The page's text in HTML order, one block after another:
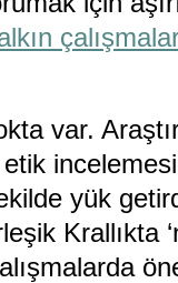
var.
yük
Krallıkta